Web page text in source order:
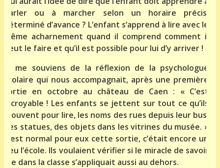
parler ou à marcher selon un horaire précis,
déterminé d’avance ? L’enfant s’apprend à lire avec le
même acharnement quand il comprend comment il
peut le faire et qu’il est possible pour lui d’y arriver !
Je me souviens de la réflexion de la psychologue
scolaire qui nous accompagnait, après une première
sortie en octobre au château de Caen : « C’est
incroyable ! Les enfants se jettent sur tout ce qu’ils
trouvent pour lire, les noms des rues depuis leur bus,
des statues, des objets dans les vitrines du musée. »
C’est normal pour eux cette sortie, c’était encore un
peu l’école. Ils voulaient vérifier si le miracle de savoir
lire dans la classe s’appliquait aussi au dehors.